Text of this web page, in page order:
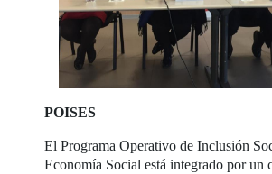
POISES
El Programa Operativo de Inclusión
Economía Social está integrado por un